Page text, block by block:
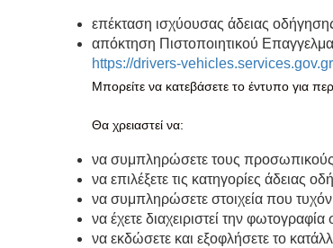
επέκταση ισχύουσας άδειας
απόκτηση Πιστοποιητικού
https://drivers-vehicles.services.gov.gr
Μπορείτε να κατεβάσετε το έντυπο για
Θα χρειαστεί να:
να συμπληρώσετε τους
να επιλέξετε τις κατηγορίες άδειας
να συμπληρώσετε στοιχεία που τυχόν
να έχετε διαχειριστεί την
να εκδώσετε και εξοφλήσετε το